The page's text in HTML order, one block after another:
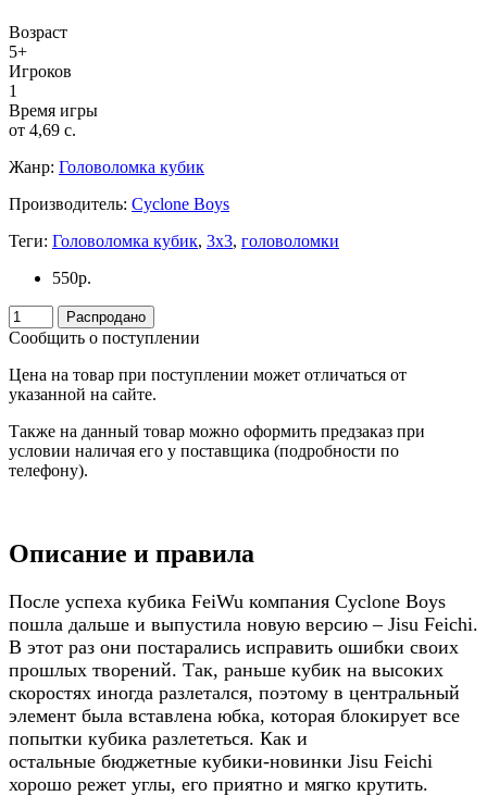
Возраст
5+
Игроков
1
Время игры
от 4,69 c.
Жанр: Головоломка кубик
Производитель: Cyclone Boys
Теги: Головоломка кубик, 3х3, головоломки
550р.
Распродано
Сообщить о поступлении
Цена на товар при поступлении может отличаться от
указанной на сайте.
Также на данный товар можно оформить предзаказ при
условии наличая его у поставщика (подробности по
телефону).
Описание и правила
После успеха кубика FeiWu компания Cyclone Boys
пошла дальше и выпустила новую версию – Jisu Feichi.
В этот раз они постарались исправить ошибки своих
прошлых творений. Так, раньше кубик на высоких
скоростях иногда разлетался, поэтому в центральный
элемент была вставлена юбка, которая блокирует все
попытки кубика разлететься. Как и
остальные бюджетные кубики-новинки Jisu Feichi
хорошо режет углы, его приятно и мягко крутить.